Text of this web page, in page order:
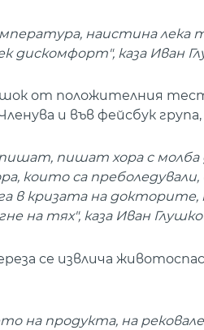
наистина лека
дискомфорт", каза Иван
от положителния тест
и във фейсбук
пишат хора с молба
които са
в кризата на
на тях", каза Иван
се извлича
на продукта, на